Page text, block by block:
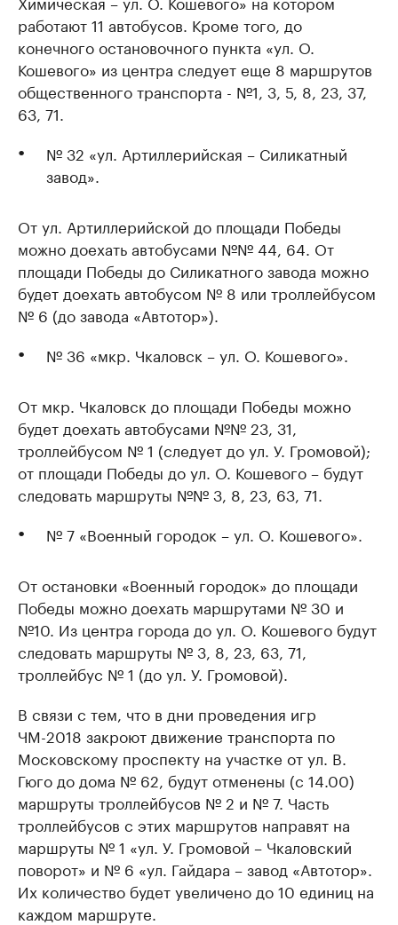
работают 11 автобусов. Кроме того, до
конечного остановочного пункта «ул. О.
Кошевого» из центра следует еще 8 маршрутов
общественного транспорта - №1, 3, 5, 8, 23, 37,
63, 71.
№ 32 «ул. Артиллерийская – Силикатный
завод».
От ул. Артиллерийской до площади Победы
можно доехать автобусами №№ 44, 64. От
площади Победы до Силикатного завода можно
будет доехать автобусом № 8 или троллейбусом
№ 6 (до завода «Автотор»).
№ 36 «мкр. Чкаловск – ул. О. Кошевого».
От мкр. Чкаловск до площади Победы можно
будет доехать автобусами №№ 23, 31,
троллейбусом № 1 (следует до ул. У. Громовой);
от площади Победы до ул. О. Кошевого – будут
следовать маршруты №№ 3, 8, 23, 63, 71.
№ 7 «Военный городок – ул. О. Кошевого».
От остановки «Военный городок» до площади
Победы можно доехать маршрутами № 30 и
№10. Из центра города до ул. О. Кошевого будут
следовать маршруты № 3, 8, 23, 63, 71,
троллейбус № 1 (до ул. У. Громовой).
В связи с тем, что в дни проведения игр
ЧМ-2018 закроют движение транспорта по
Московскому проспекту на участке от ул. В.
Гюго до дома № 62, будут отменены (с 14.00)
маршруты троллейбусов № 2 и № 7. Часть
троллейбусов с этих маршрутов направят на
маршруты № 1 «ул. У. Громовой – Чкаловский
поворот» и № 6 «ул. Гайдара – завод «Автотор».
Их количество будет увеличено до 10 единиц на
каждом маршруте.